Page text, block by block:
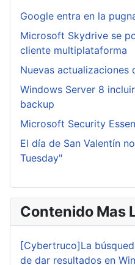
Google entra en la
Microsoft Skydrive se
cliente multiplataforma
Nuevas
Windows Server 8
backup
Microsoft Security
El día de San Valentín
Tuesday"
Contenido Mas
[Cybertruco]La
de dar resultados en